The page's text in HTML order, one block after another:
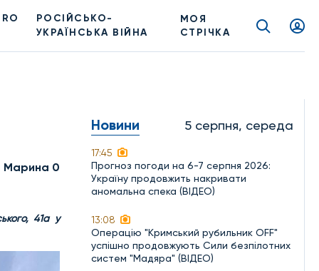
РОСІЙСЬКО-
УКРАЇНСЬКА ВІЙНА
МОЯ
СТРІЧКА
Марина 0
41а у
Новини 5 серпня, середа
17:45
Прогноз погоди на 6-7 серпня 2026:
Україну продовжить накривати
аномальна спека (ВІДЕО)
13:08
Операцію "Кримський рубильник OFF"
успішно продовжують Сили безпілотних
систем "Мадяра" (ВІДЕО)